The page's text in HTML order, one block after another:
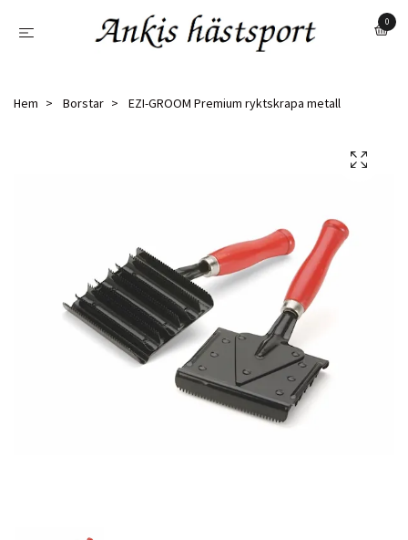
0
Hem Borstar EZI-GROOM Premium ryktskrapa metall